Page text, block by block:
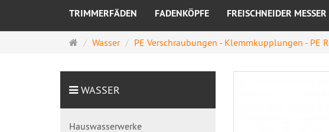
TRIMMERFÄDEN FADENKÖPFE FREISCHNEIDER MESSER
Startseite
Wasser PE Verschraubungen - Klemmkupplungen - PE
WASSER
Hauswasserwerke